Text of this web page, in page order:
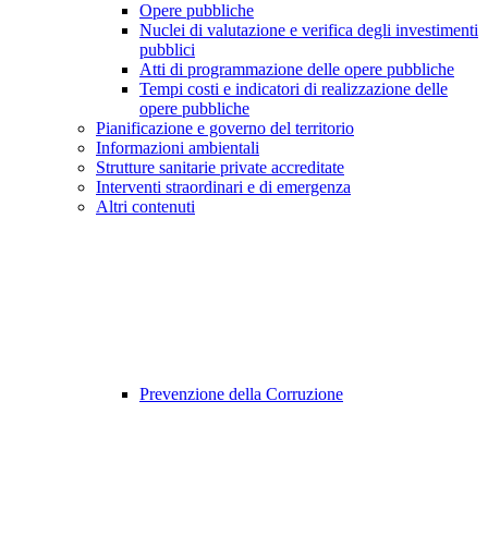
Opere pubbliche
Nuclei di valutazione e verifica degli investimenti
pubblici
Atti di programmazione delle opere pubbliche
Tempi costi e indicatori di realizzazione delle
opere pubbliche
Pianificazione e governo del territorio
Informazioni ambientali
Strutture sanitarie private accreditate
Interventi straordinari e di emergenza
Altri contenuti
Prevenzione della Corruzione